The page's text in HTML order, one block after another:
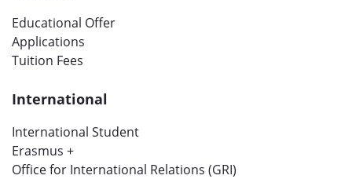
Educational Offer
Applications
Tuition Fees
International
International Student
Erasmus +
Office for International Relations (GRI)